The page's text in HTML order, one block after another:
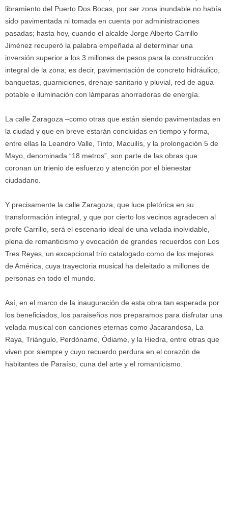
libramiento del Puerto Dos Bocas, por ser zona inundable no había
sido pavimentada ni tomada en cuenta por administraciones
pasadas; hasta hoy, cuando el alcalde Jorge Alberto Carrillo
Jiménez recuperó la palabra empeñada al determinar una
inversión superior a los 3 millones de pesos para la construcción
integral de la zona; es decir, pavimentación de concreto hidráulico,
banquetas, guarniciones, drenaje sanitario y pluvial, red de agua
potable e iluminación con lámparas ahorradoras de energía.
La calle Zaragoza –como otras que están siendo pavimentadas en
la ciudad y que en breve estarán concluidas en tiempo y forma,
entre ellas la Leandro Valle, Tinto, Macuilís, y la prolongación 5 de
Mayo, denominada “18 metros”, son parte de las obras que
coronan un trienio de esfuerzo y atención por el bienestar
ciudadano.
Y precisamente la calle Zaragoza, que luce pletórica en su
transformación integral, y que por cierto los vecinos agradecen al
profe Carrillo, será el escenario ideal de una velada inolvidable,
plena de romanticismo y evocación de grandes recuerdos con Los
Tres Reyes, un excepcional trío catalogado como de los mejores
de América, cuya trayectoria musical ha deleitado a millones de
personas en todo el mundo.
Así, en el marco de la inauguración de esta obra tan esperada por
los beneficiados, los paraiseños nos preparamos para disfrutar una
velada musical con canciones eternas como Jacarandosa, La
Raya, Triángulo, Perdóname, Ódiame, y la Hiedra, entre otras que
viven por siempre y cuyo recuerdo perdura en el corazón de
habitantes de Paraíso, cuna del arte y el romanticismo.